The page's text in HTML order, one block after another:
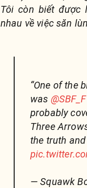
Tôi còn biết được
nhau về việc săn
“One of the
was
probably
Three
the truth
— Squawk